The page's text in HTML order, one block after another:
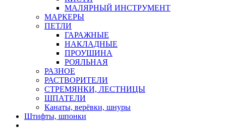
МАЛЯРНЫЙ ИНСТРУМЕНТ
МАРКЕРЫ
ПЕТЛИ
ГАРАЖНЫЕ
НАКЛАДНЫЕ
ПРОУШИНА
РОЯЛЬНАЯ
РАЗНОЕ
РАСТВОРИТЕЛИ
СТРЕМЯНКИ, ЛЕСТНИЦЫ
ШПАТЕЛИ
Канаты, верёвки, шнуры
Штифты, шпонки